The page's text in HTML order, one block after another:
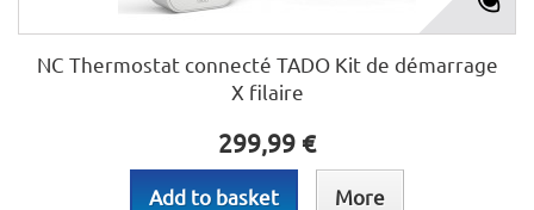
NC Thermostat connecté TADO Kit de démarrage
X filaire
299,99 €
Add to basket More